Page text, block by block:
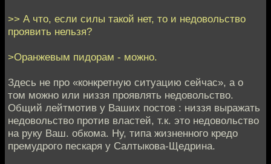
>> А что, если силы такой нет, то и недовольство
проявить нельзя?
>Оранжевым пидорам - можно.
Здесь не про «конкретную ситуацию сейчас», а о
том можно или низзя проявлять недовольство.
Общий лейтмотив у Ваших постов : низзя выражать
недовольство против властей, т.к. это недовольство
на руку Ваш. обкома. Ну, типа жизненного кредо
премудрого пескаря у Салтыкова-Щедрина.